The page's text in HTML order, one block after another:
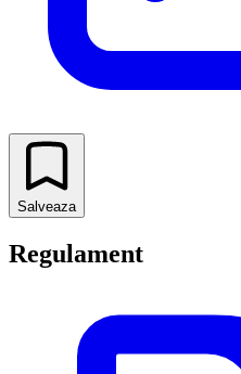
Salveaza
Regulament